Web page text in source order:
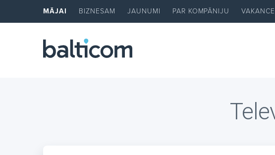
MĀJAI BIZNESAM JAUNUMI PAR KOMPĀNIJU